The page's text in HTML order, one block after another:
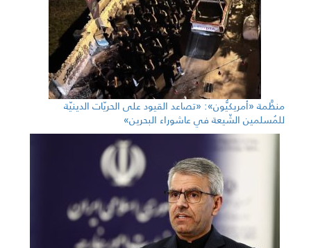
منظَّمة «أمريكيُّون»: «تصاعد القيود على الحريّات الدينيّة
للمُسلمين الشّيعة في عاشوراء البحرين»